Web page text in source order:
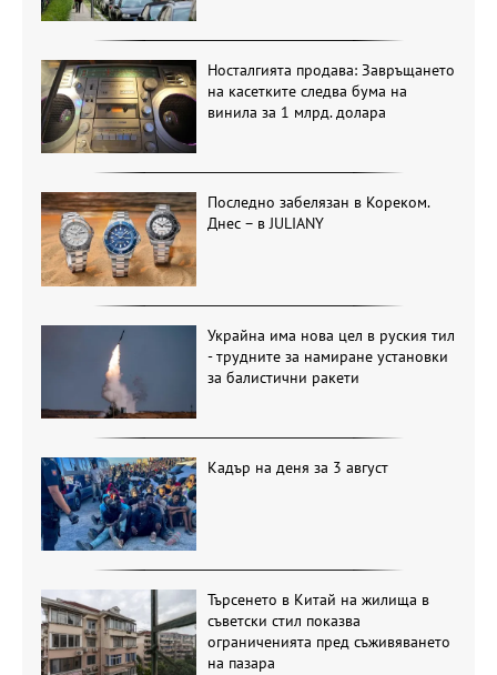
Носталгията продава: Завръщането
на касетките следва бума на
винила за 1 млрд. долара
Последно забелязан в Кореком.
Днес – в JULIANY
Украйна има нова цел в руския тил
- трудните за намиране установки
за балистични ракети
Кадър на деня за 3 август
Търсенето в Китай на жилища в
съветски стил показва
ограниченията пред съживяването
на пазара